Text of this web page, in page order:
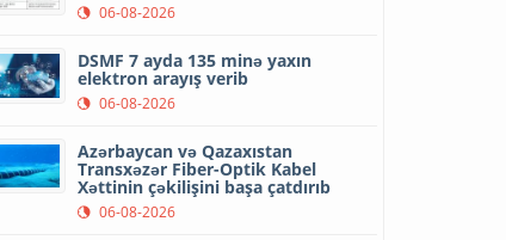
06-08-2026
DSMF 7 ayda 135 minə yaxın
elektron arayış verib
06-08-2026
Azərbaycan və Qazaxıstan
Transxəzər Fiber-Optik Kabel
Xəttinin çəkilişini başa çatdırıb
06-08-2026